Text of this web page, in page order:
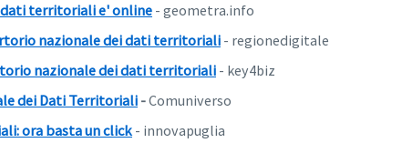
territoriali e' online - geometra.info
nazionale dei dati territoriali - regionedigitale
nazionale dei dati territoriali- key4biz
dei Dati Territoriali -Comuniverso
ora basta un click - innovapuglia